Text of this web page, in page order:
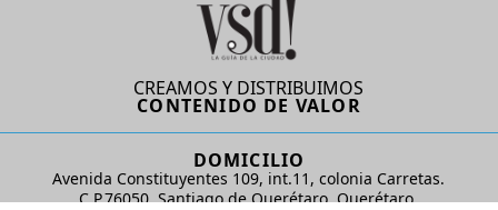
CREAMOS Y DISTRIBUIMOS
CONTENIDO DE VALOR
DOMICILIO
Avenida Constituyentes 109, int.11, colonia Carretas.
C.P.76050. Santiago de Querétaro, Querétaro.